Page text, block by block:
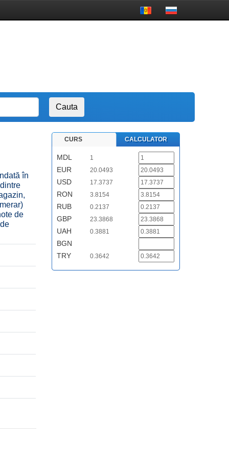
în
de
CURS CALCULATOR
MDL 1
EUR 20.0493
USD 17.3737
RON 3.8154
RUB 0.2137
GBP 23.3868
UAH 0.3881
BGN
TRY
0.3642